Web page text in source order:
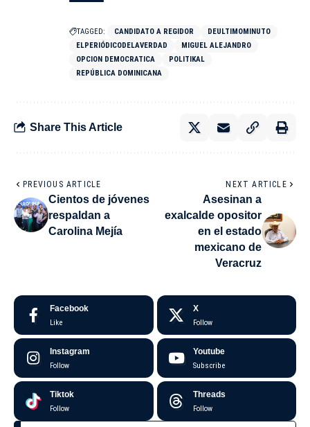
TAGGED: CANDIDATO A REGIDOR
DEULTIMOMINUTO
ELPERIÓDICODELAVERDAD
MIGUEL ALEJANDRO
OPCION DEMOCRATICA
POLITIKAL
REPÚBLICA DOMINICANA
Share This Article
PREVIOUS ARTICLE
Cientos de jóvenes
respaldan a
Carolina Mejía
NEXT ARTICLE
Asesinan a
exalcalde opositor
en el estado
mexicano de
Veracruz
Facebook
Like
X
Follow
Instagram
Follow
Youtube
Subscribe
Tiktok
Follow
Threads
Follow